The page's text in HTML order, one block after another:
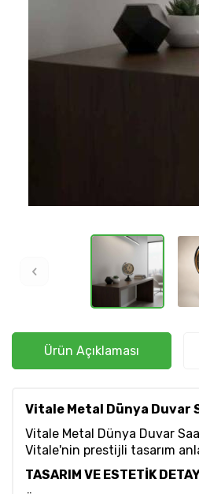
Ürün Açıklaması
Vitale Metal Dünya Duvar
Vitale Metal Dünya Duvar
Vitale'nin prestijli tasarım
TASARIM VE ESTETİK